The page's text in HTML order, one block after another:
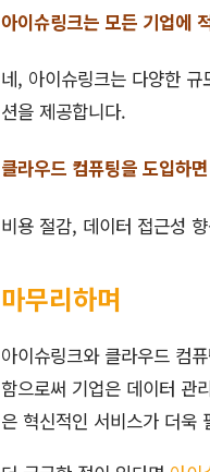
아이슈링크는 모든 기업에
네, 아이슈링크는 다양한
션을 제공합니다.
클라우드 컴퓨팅을 도입하
비용 절감, 데이터 접근성
마무리하며
아이슈링크와 클라우드 컴
함으로써 기업은 데이터 관
은 혁신적인 서비스가 더욱